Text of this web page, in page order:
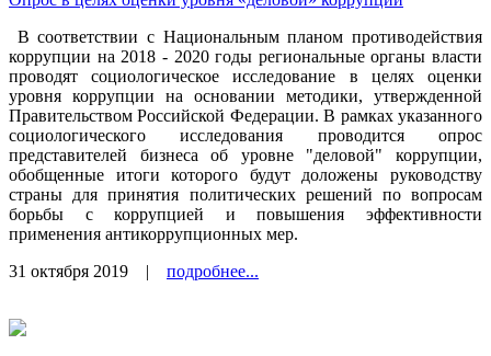
В соответствии с Национальным планом противодействия
коррупции на 2018 - 2020 годы региональные органы власти
проводят социологическое исследование в целях оценки
уровня коррупции на основании методики, утвержденной
Правительством Российской Федерации. В рамках указанного
социологического исследования проводится опрос
представителей бизнеса об уровне "деловой" коррупции,
обобщенные итоги которого будут доложены руководству
страны для принятия политических решений по вопросам
борьбы с коррупцией и повышения эффективности
применения антикоррупционных мер.
31 октября 2019 | подробнее...